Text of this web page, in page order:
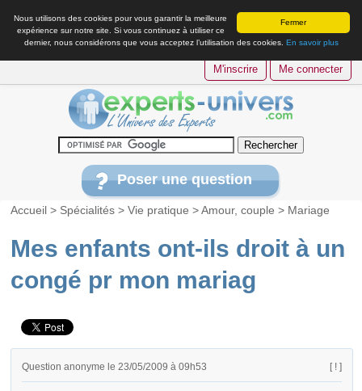
Fermer
Nous utilisons des cookies pour vous garantir la meilleure
expérience sur notre site. Si vous continuez à utiliser ce
dernier, nous considérons que vous acceptez l’utilisation des cookies. En savoir plus
M'inscrire Me connecter
Poser une question
Accueil > Spécialités >Vie pratique >Amour, couple > Mariage
Mes enfants ont-ils droit à un
congé pr mon mariag
Question anonyme le 23/05/2009 à 09h53 [ ! ]